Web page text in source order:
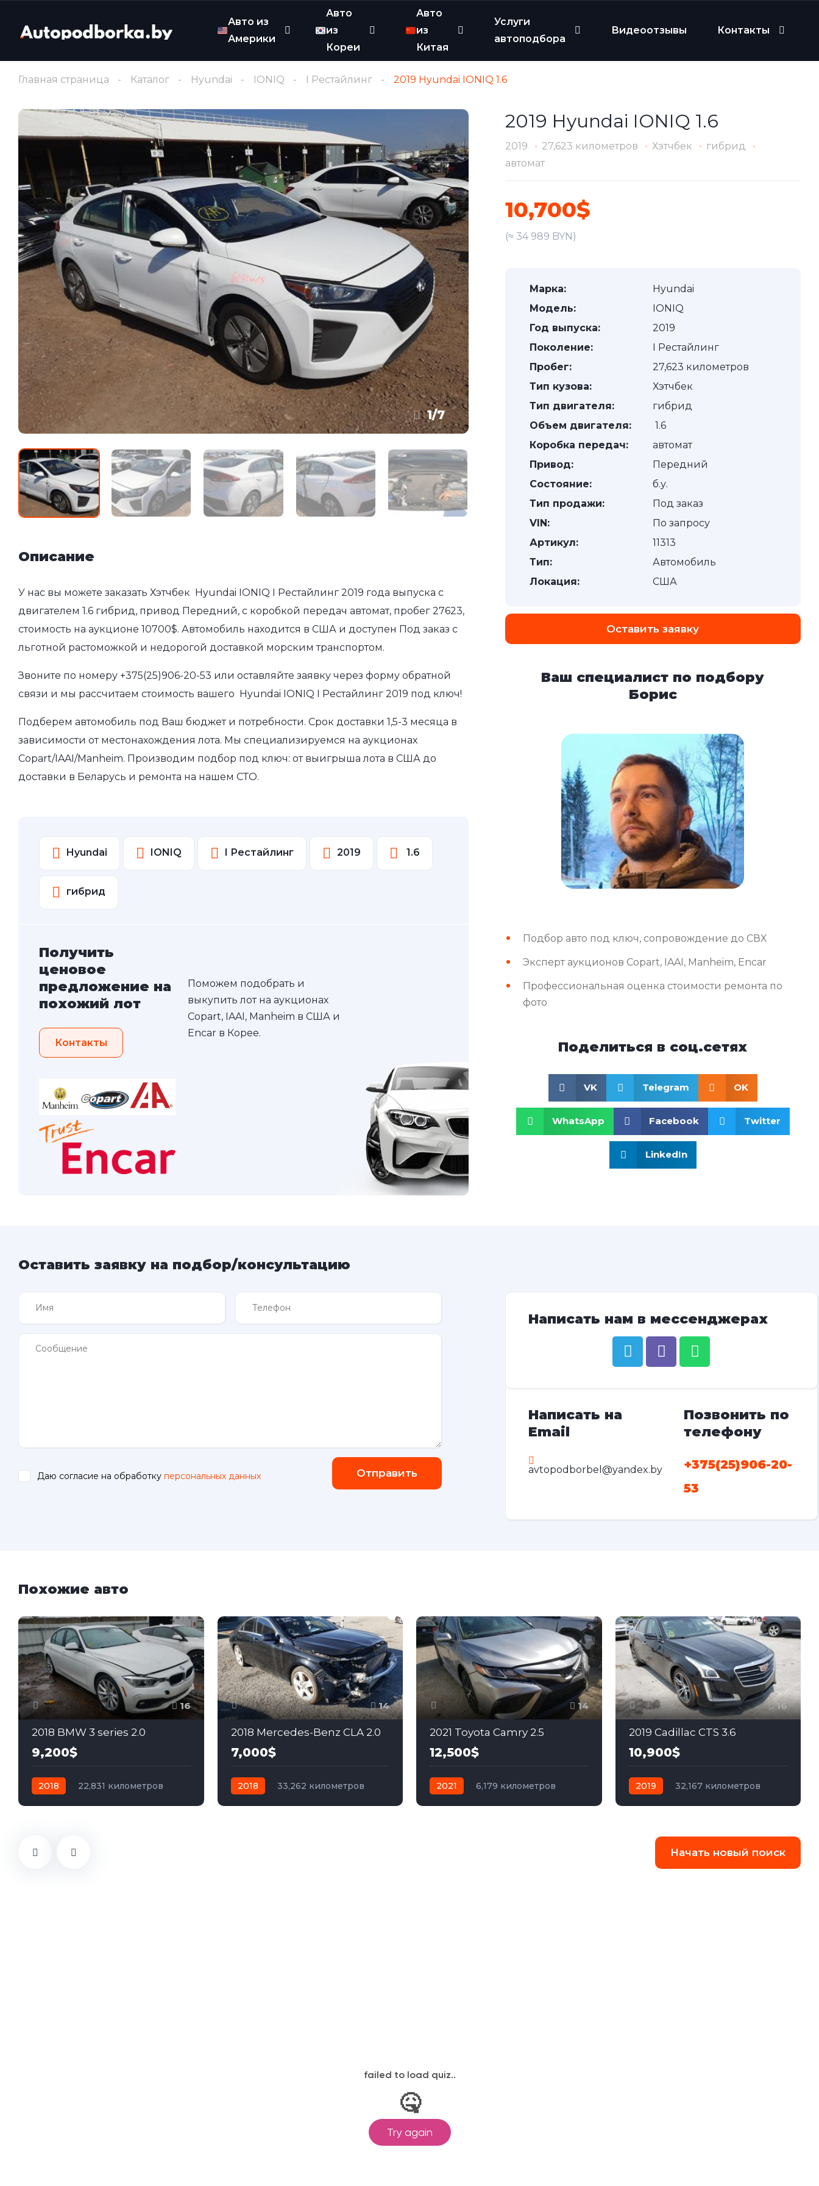
Авто из
Америки
Авто
из
Кореи
Авто
из
Китая
Услуги
автоподбора
Видеоотзывы Контакты
Главная страница Каталог Hyundai IONIQ I Рестайлинг 2019 Hyundai IONIQ 1.6
1/7
Описание
У нас вы можете заказать Хэтчбек Hyundai IONIQ I Рестайлинг 2019 года выпуска с
двигателем 1.6 гибрид, привод Передний, с коробкой передач автомат, пробег 27623,
стоимость на аукционе 10700$. Автомобиль находится в США и доступен Под заказ с
льготной растоможкой и недорогой доставкой морским транспортом.
Звоните по номеру +375(25)906-20-53 или оставляйте заявку через форму обратной
связи и мы рассчитаем стоимость вашего Hyundai IONIQ I Рестайлинг 2019 под ключ!
Подберем автомобиль под Ваш бюджет и потребности. Срок доставки 1,5-3 месяца в
зависимости от местонахождения лота. Мы специализируемся на аукционах
Copart/IAAI/Manheim. Производим подбор под ключ: от выигрыша лота в США до
доставки в Беларусь и ремонта на нашем СТО.
Hyundai IONIQ I Рестайлинг 2019 1.6
гибрид
Получить
ценовое
предложение на
похожий лот
Контакты
Поможем подобрать и
выкупить лот на аукционах
Copart, IAAI, Manheim в США и
Encar в Корее.
2019 Hyundai IONIQ 1.6
2019 27,623 километров Хэтчбек
гибрид
автомат
10,700$
(≈ 34 989 BYN)
Марка:
Hyundai
Модель:
IONIQ
Год выпуска:
2019
Поколение:
I Рестайлинг
Пробег:
27,623 километров
Тип кузова:
Хэтчбек
Тип двигателя:
гибрид
Объем двигателя:
1.6
Коробка передач:
автомат
Привод:
Передний
Состояние:
б.у.
Тип продажи:
Под заказ
VIN:
По запросу
Артикул:
11313
Тип:
Автомобиль
Локация:
США
Оставить заявку
Ваш специалист по подбору
Борис
Подбор авто под ключ, сопровождение до СВХ
Эксперт аукционов Copart, IAAI, Manheim, Encar
Профессиональная оценка стоимости ремонта по
фото
Поделиться в соц.сетях
VK Telegram OK
WhatsApp Facebook Twitter
LinkedIn
Оставить заявку на подбор/консультацию
Даю согласие на обработку персональных данных Отправить
Написать нам в мессенджерах
Написать на
Email
avtopodborbel@yandex.by
Позвонить по
телефону
+375(25)906-20-
53
Похожие авто
16
2018 BMW 3 series 2.0
9,200$
2018
22,831 километров
14
2018 Mercedes-Benz CLA 2.0
7,000$
2018
33,262 километров
14
2021 Toyota Camry 2.5
12,500$
2021
6,179 километров
16
2019 Cadillac CTS 3.6
10,900$
2019
32,167 километров
Начать новый поиск